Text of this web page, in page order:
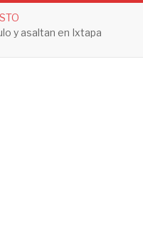
y asaltan en Ixtapa